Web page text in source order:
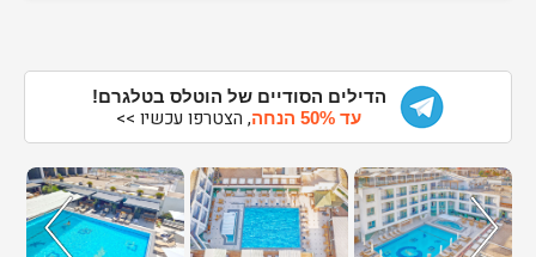
הדילים הסודיים של הוטלס בטלגרם!
עד 50% הנחה
, הצטרפו עכשיו >>